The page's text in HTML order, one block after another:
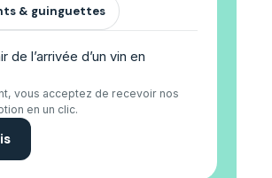
& guinguettes
de l’arrivée d’un vin en
vous acceptez de recevoir nos
en un clic.